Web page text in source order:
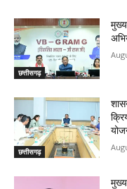
छत्तीसगढ़
छत्तीसगढ़